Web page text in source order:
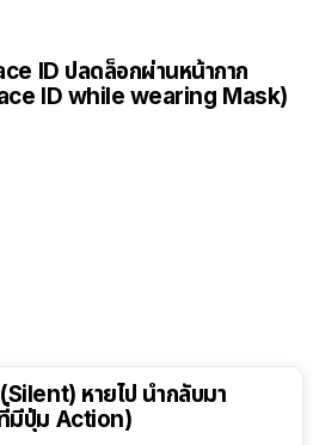
ID ปลดล็อกผ่านหน้ากาก
ID while wearing Mask)
หายไป นำกลับมา
มีปุ่ม Action)